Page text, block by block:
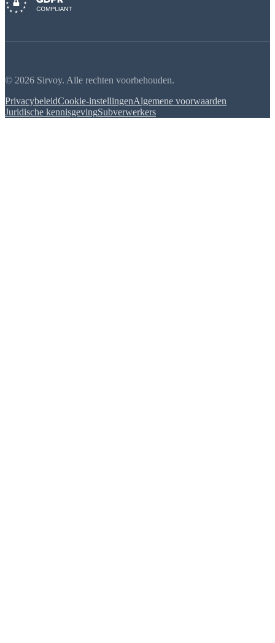
© 2026 Sirvoy. Alle rechten voorbehouden.
PrivacybeleidCookie-instellingenAlgemene voorwaarden
Juridische kennisgevingSubverwerkers